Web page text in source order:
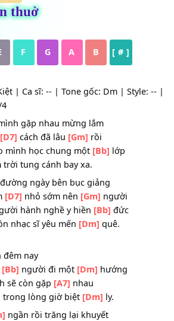
Tình
thuở
E F G A B [ # ]
Kiệt | Ca sĩ: -- | Tone gốc: Dm |
4/4
mình gặp nhau mừng lắm
[D7] cách đã lâu[Gm]rồi
mình học chung một[Bb]
trời tung cánh bay xa.
đường ngày bên bục giảng
người hành nghề y hiền[Bb]
hồn nhạc sĩ yêu mến
quê.
đêm nay